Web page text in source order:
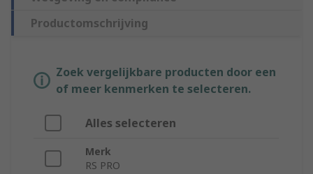
Productomschrijving
Zoek vergelijkbare producten door een
of meer kenmerken te selecteren.
Alles selecteren
Merk
RS PRO